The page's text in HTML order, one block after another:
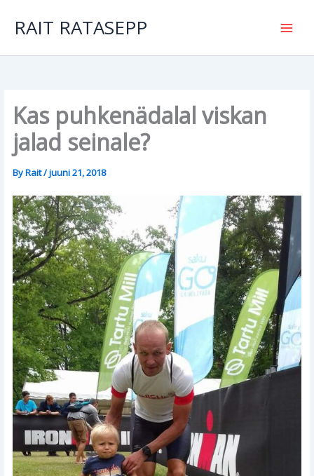
contentRAIT RATASEPP
Kas puhkenädalal viskan
jalad seinale?
ByRait/juuni 21, 2018